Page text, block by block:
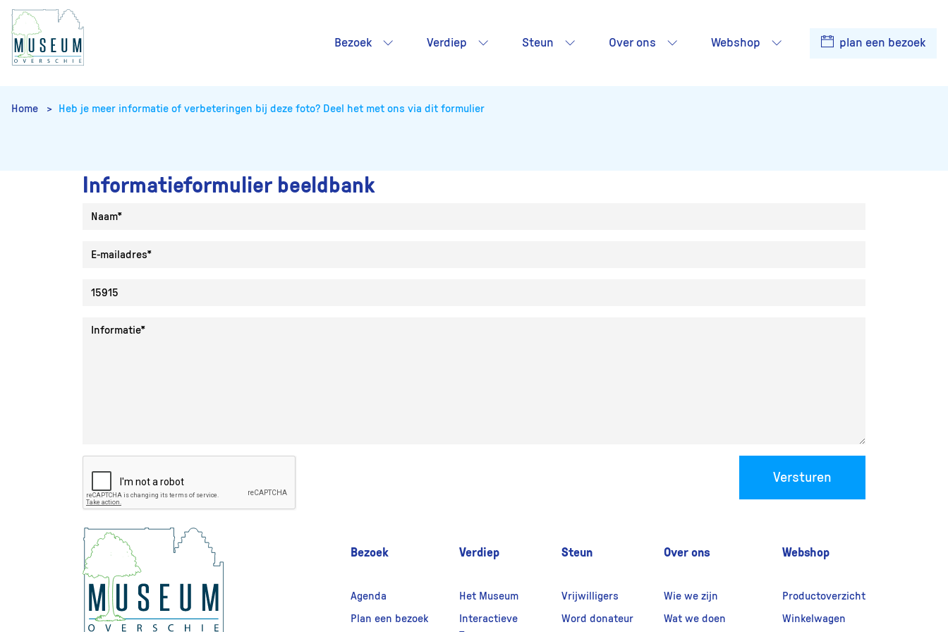
Bezoek Verdiep Steun Over ons Webshop plan een bezoek
Home Heb je meer informatie of verbeteringen bij deze foto? Deel het met ons via dit formulier
Informatieformulier beeldbank
Versturen
Bezoek
Agenda
Plan een bezoek
Verdiep
Het Museum
Interactieve
Steun
Vrijwilligers
Word donateur
Over ons
Wie we zijn
Wat we doen
Webshop
Productoverzicht
Winkelwagen